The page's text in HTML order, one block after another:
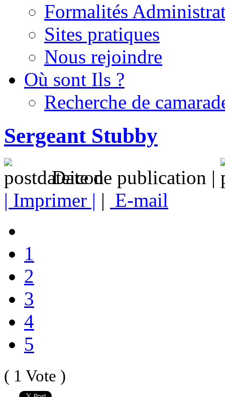
Formalités
Sites pratiques
Nous rejoindre
Où sont Ils ?
Recherche de
Sergeant Stubby
Date de publication |
| Imprimer | | E-mail
1
2
3
4
5
( 1 Vote )